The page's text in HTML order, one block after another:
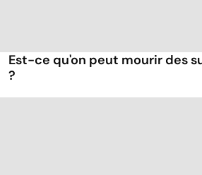
Est-ce qu'on peut mourir des
?